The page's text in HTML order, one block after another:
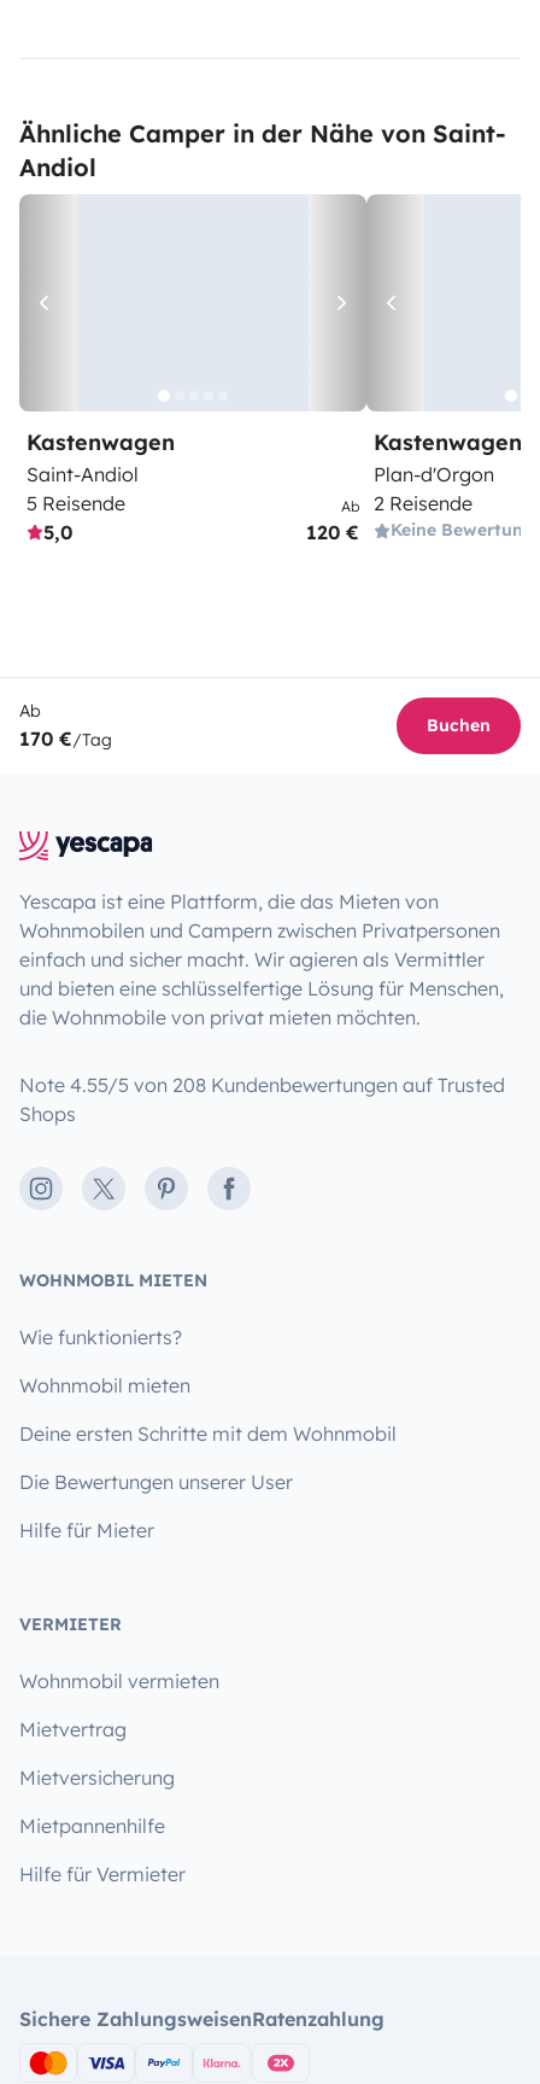
Ähnliche Camper in der Nähe von Saint-
Andiol
Kastenwagen
Saint-Andiol
5 Reisende
5,0
Ab
120 €
Kastenwagen
Plan-d'Orgon
2 Reisende
Keine Bewertung
Ab
170 €/Tag
Buchen
Yescapa ist eine Plattform, die das Mieten von
Wohnmobilen und Campern zwischen Privatpersonen
einfach und sicher macht. Wir agieren als Vermittler
und bieten eine schlüsselfertige Lösung für Menschen,
die Wohnmobile von privat mieten möchten.
Note 4.55/5 von 208 Kundenbewertungen auf Trusted
Shops
Instagram
X PinterestFacebook
WOHNMOBIL MIETEN
Wie funktionierts?
Wohnmobil mieten
Deine ersten Schritte mit dem Wohnmobil
Die Bewertungen unserer User
Hilfe für Mieter
VERMIETER
Wohnmobil vermieten
Mietvertrag
Mietversicherung
Mietpannenhilfe
Hilfe für Vermieter
Sichere ZahlungsweisenRatenzahlung